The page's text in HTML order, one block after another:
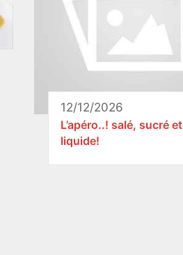
12/12/2026
L’apéro..! salé, sucré et
liquide!